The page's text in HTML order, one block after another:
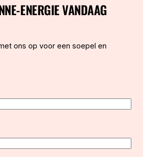
ENERGIE VANDAAG
ons op voor een soepel en